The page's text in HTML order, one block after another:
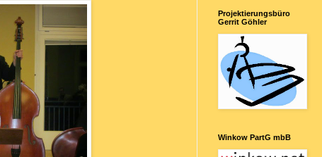
Projektierungsbüro
Gerrit Göhler
Winkow PartG mbB